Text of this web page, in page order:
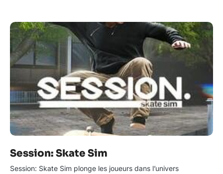
Session: Skate Sim
Session: Skate Sim plonge les joueurs dans l’univers